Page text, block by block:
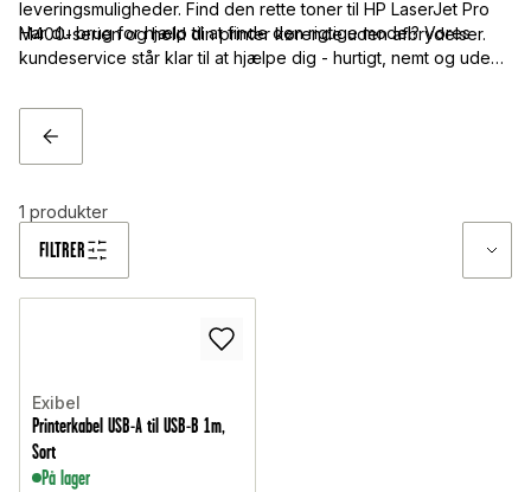
leveringsmuligheder. Find den rette toner til HP LaserJet Pro
M400-serien og hold din printer kørende uden afbrydelser.
Har du brug for hjælp til at finde den rigtige model? Vores
kundeservice står klar til at hjælpe dig - hurtigt, nemt og uden
TILBAGE
FILTRER
1 produkter
Exibel
Printerkabel USB-A til USB-B 1m,
Sort
På lager